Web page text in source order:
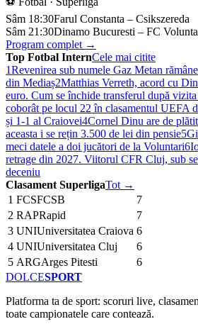
Sâm 18:30Farul Constanta – Csikszereda
Sâm 21:30Dinamo Bucuresti – FC
Program complet →
Top Fotbal InternCele mai citite
1Revenirea sub numele Gaz Metan
din Mediaș2Matthias Verreth, acord cu
euro. Cum se închide transferul după
coborât pe locul 22 în clasamentul UEFA
și 1-1 al Craiovei4Cornel Dinu are de
aceasta i se rețin 3.500 de lei din pensie5
meci datele a doi jucători de la Voluntari6
retrage din 2027. Viitorul CFR Cluj, sub
deceniu
Clasament SuperligaTot →
1 FCSFCSB
7
2 RAPRapid
7
3 UNIUniversitatea Craiova 6
4 UNIUniversitatea Cluj
6
5 ARGArges Pitesti
6
DOLCESPORT
Platforma ta de sport: scoruri live,
toate campionatele care contează.